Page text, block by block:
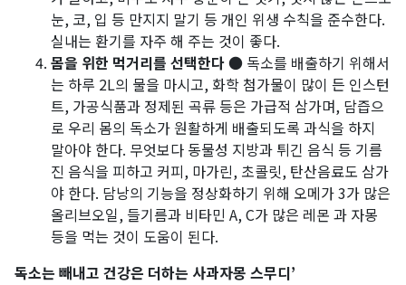
눈, 코, 입 등 만지지 말기 등 개인 위생 수칙을 준수한다.
실내는 환기를 자주 해 주는 것이 좋다.
몸을 위한 먹거리를 선택한다● 독소를 배출하기 위해서
는 하루 2L의 물을 마시고, 화학 첨가물이 많이 든 인스턴
트, 가공식품과 정제된 곡류 등은 가급적 삼가며, 담즙으
로 우리 몸의 독소가 원활하게 배출되도록 과식을 하지
말아야 한다. 무엇보다 동물성 지방과 튀긴 음식 등 기름
진 음식을 피하고 커피, 마가린, 초콜릿, 탄산음료도 삼가
야 한다. 담낭의 기능을 정상화하기 위해 오메가 3가 많은
올리브오일, 들기름과 비타민 A, C가 많은 레몬 과 자몽
등을 먹는 것이 도움이 된다.
독소는 빼내고 건강은 더하는 사과자몽 스무디’